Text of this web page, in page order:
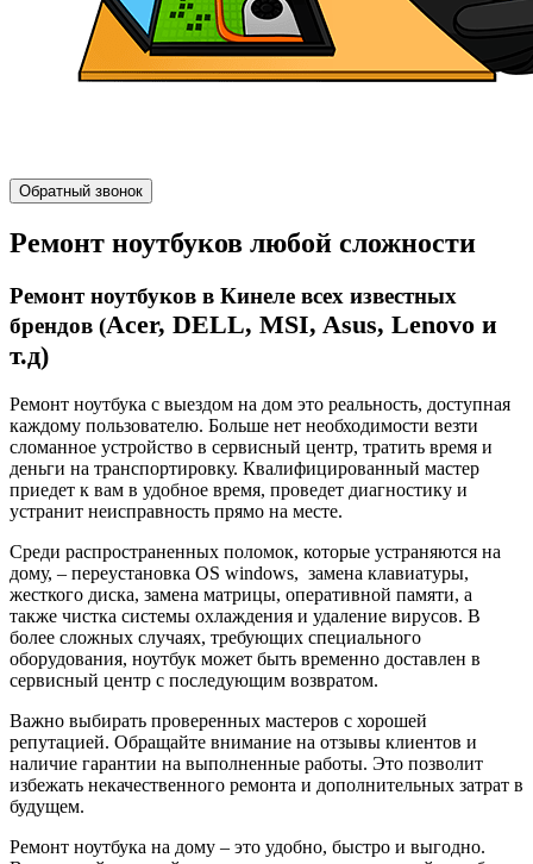
Обратный звонок
Ремонт ноутбуков любой сложности
Ремонт ноутбуков в Кинеле всех известных
брендов (Acer, DELL, MSI, Asus, Lenovo и
т.д)
Ремонт ноутбука с выездом на дом это реальность, доступная
каждому пользователю. Больше нет необходимости везти
сломанное устройство в сервисный центр, тратить время и
деньги на транспортировку. Квалифицированный мастер
приедет к вам в удобное время, проведет диагностику и
устранит неисправность прямо на месте.
Среди распространенных поломок, которые устраняются на
дому, – переустановка OS windows, замена клавиатуры,
жесткого диска, замена матрицы, оперативной памяти, а
также чистка системы охлаждения и удаление вирусов. В
более сложных случаях, требующих специального
оборудования, ноутбук может быть временно доставлен в
сервисный центр с последующим возвратом.
Важно выбирать проверенных мастеров с хорошей
репутацией. Обращайте внимание на отзывы клиентов и
наличие гарантии на выполненные работы. Это позволит
избежать некачественного ремонта и дополнительных затрат в
будущем.
Ремонт ноутбука на дому – это удобно, быстро и выгодно.